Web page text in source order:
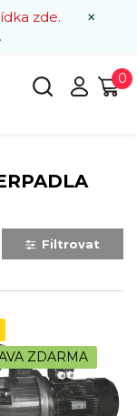
×
zde.
0
Filtrovat
ZDARMA